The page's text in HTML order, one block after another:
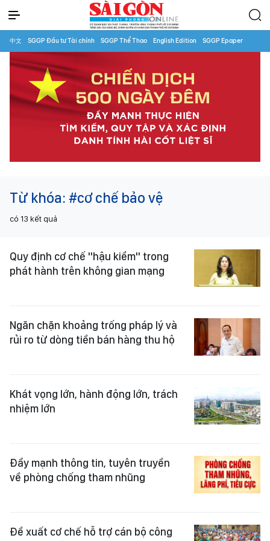
中文 SGGP Đầu tư Tài chính SGGP Thể Thao English Edition SGGP Epaper
Từ khóa: #cơ chế bảo vệ
có 13 kết quả
Quy định cơ chế "hậu kiểm" trong
phát hành trên không gian mạng
Ngăn chặn khoảng trống pháp lý và
rủi ro từ dòng tiền bán hàng thu hộ
Khát vọng lớn, hành động lớn, trách
nhiệm lớn
Đẩy mạnh thông tin, tuyên truyền
về phòng chống tham nhũng
Đề xuất cơ chế hỗ trợ cán bộ công